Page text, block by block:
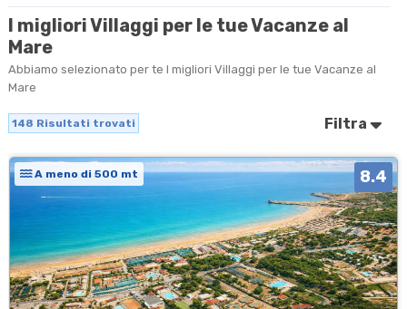
I migliori Villaggi per le tue Vacanze al
Mare
Abbiamo selezionato per te I migliori Villaggi per le tue Vacanze al
Mare
148 Risultati trovati Filtra
A meno di 500 mt 8.4